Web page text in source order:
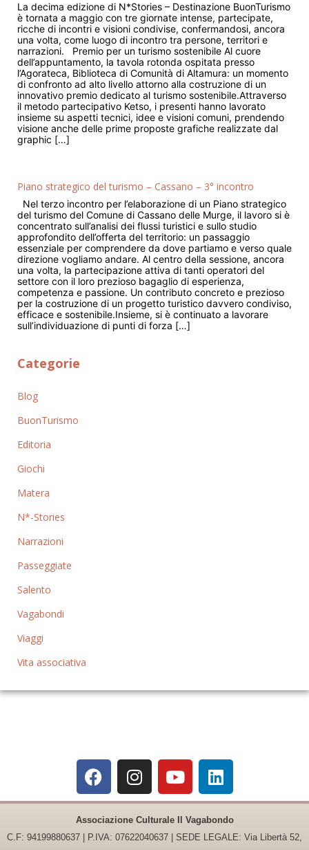
La decima edizione di N*Stories – Destinazione BuonTurismo
è tornata a maggio con tre giornate intense, partecipate,
ricche di incontri e visioni condivise, confermandosi, ancora
una volta, come luogo di incontro tra persone, territori e
narrazioni. Premio per un turismo sostenibile Al cuore
dell’appuntamento, la tavola rotonda ospitata presso
l’Agorateca, Biblioteca di Comunità di Altamura: un momento
di confronto ad alto livello attorno alla costruzione di un
innovativo premio dedicato al turismo sostenibile.Attraverso
il metodo partecipativo Ketso, i presenti hanno lavorato
insieme su aspetti tecnici, idee e visioni comuni, prendendo
visione anche delle prime proposte grafiche realizzate dal
graphic […]
Piano strategico del turismo – Cassano – 3° incontro
Nel terzo incontro per l’elaborazione di un Piano strategico
del turismo del Comune di Cassano delle Murge, il lavoro si è
concentrato sull’analisi dei flussi turistici e sullo studio
approfondito dell’offerta del territorio: un passaggio
essenziale per comprendere da dove partiamo e verso quale
direzione vogliamo andare. Al centro della sessione, ancora
una volta, la partecipazione attiva di tanti operatori del
settore con il loro prezioso bagaglio di esperienza,
competenza e passione. Un contributo concreto e prezioso
per la costruzione di un progetto turistico davvero condiviso,
efficace e sostenibile.Insieme, si è continuato a lavorare
sull’individuazione di punti di forza […]
Categorie
Blog
BuonTurismo
Editoria
Giochi
Matera
N*-Stories
Narrazioni
Passeggiate
Salento
Vagabondi
Viaggi
Vita associativa
Associazione Culturale Il Vagabondo
C.F: 94199880637 | P.IVA: 07622040637 | SEDE LEGALE: Via Libertà 52,